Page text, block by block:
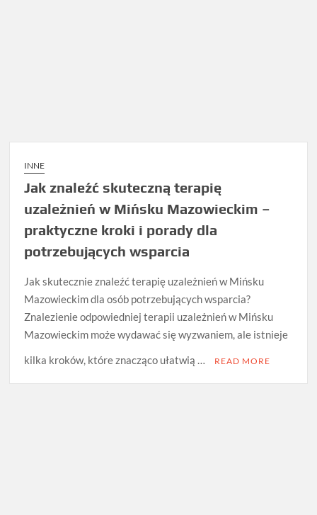
INNE
Jak znaleźć skuteczną terapię
uzależnień w Mińsku Mazowieckim –
praktyczne kroki i porady dla
potrzebujących wsparcia
Jak skutecznie znaleźć terapię uzależnień w Mińsku
Mazowieckim dla osób potrzebujących wsparcia?
Znalezienie odpowiedniej terapii uzależnień w Mińsku
Mazowieckim może wydawać się wyzwaniem, ale istnieje
kilka kroków, które znacząco ułatwią …
READ MORE